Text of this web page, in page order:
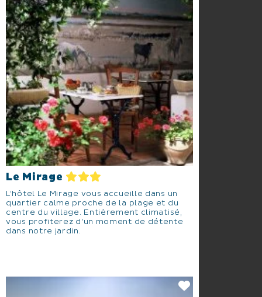
Le Mirage
L’hôtel Le Mirage vous accueille dans un
quartier calme proche de la plage et du
centre du village. Entièrement climatisé,
vous profiterez d'un moment de détente
dans notre jardin.